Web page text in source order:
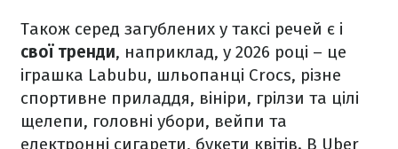
Також серед загублених у таксі речей є і
свої тренди, наприклад, у 2026 році – це
іграшка Labubu, шльопанці Crocs, різне
спортивне приладдя, вініри, грілзи та цілі
щелепи, головні убори, вейпи та
електронні сигарети, букети квітів. В Uber